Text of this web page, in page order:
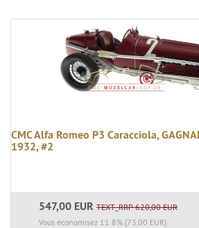
CMC Alfa Romeo P3 Caracciola,
1932, #2
547,00 EUR TEXT_RRP 620,00 EUR
Vous économisez 11.8% (73,00 EUR)